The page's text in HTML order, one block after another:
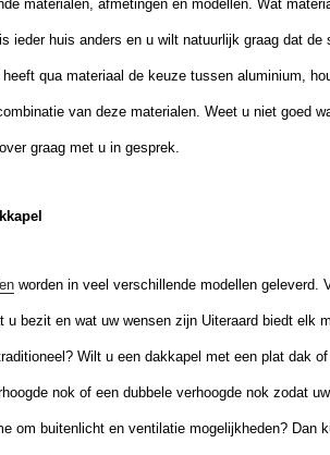
materialen, afmetingen en modellen. Wat
ieder huis anders en u wilt natuurlijk graag dat
heeft qua materiaal de keuze tussen aluminium,
van deze materialen. Weet u niet goed
graag met u in gesprek.
worden in veel verschillende modellen
u bezit en wat uw wensen zijn Uiteraard biedt elk
Wilt u een dakkapel met een plat dak
nok of een dubbele verhoogde nok zodat
om buitenlicht en ventilatie mogelijkheden? Dan